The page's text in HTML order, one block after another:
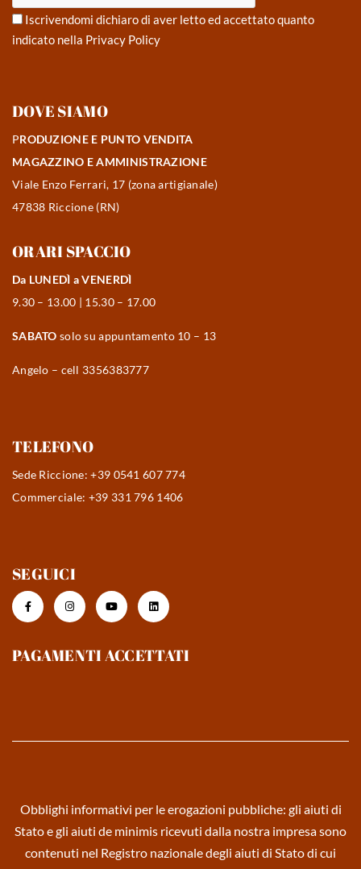
Iscrivendomi dichiaro di aver letto ed accettato quanto
indicato nella Privacy Policy
DOVE SIAMO
PRODUZIONE E PUNTO VENDITA
MAGAZZINO E AMMINISTRAZIONE
Viale Enzo Ferrari, 17 (zona artigianale)
47838 Riccione (RN)
ORARI SPACCIO
Da LUNEDÌ a VENERDÌ
9.30 – 13.00 | 15.30 – 17.00
SABATO solo su appuntamento 10 – 13
Angelo – cell 3356383777
TELEFONO
Sede Riccione: +39 0541 607 774
Commerciale: +39 331 796 1406
SEGUICI
PAGAMENTI ACCETTATI
Obblighi informativi per le erogazioni pubbliche: gli aiuti di
Stato e gli aiuti de minimis ricevuti dalla nostra impresa sono
contenuti nel Registro nazionale degli aiuti di Stato di cui